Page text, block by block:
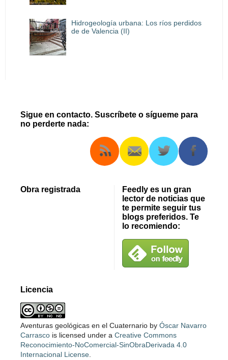
Hidrogeología urbana: Los ríos perdidos
de de Valencia (II)
Sigue en contacto. Suscríbete o sígueme para
no perderte nada:
Obra registrada
Feedly es un gran
lector de noticias que
te permite seguir tus
blogs preferidos. Te
lo recomiendo:
Licencia
Aventuras geológicas en el Cuaternario by Óscar Navarro
Carrasco is licensed under a Creative Commons
Reconocimiento-NoComercial-SinObraDerivada 4.0
Internacional License